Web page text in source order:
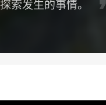
探索发生的事情。